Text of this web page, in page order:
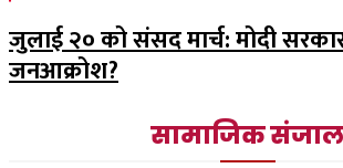
जुलाई २० को संसद मार्च: मोदी
जनआक्रोश?
सामाजिक